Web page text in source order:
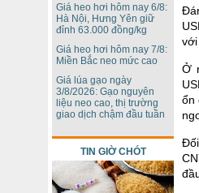
với
Ở
ổn
Giá heo hơi hôm nay 6/8:
Hà Nội, Hưng Yên giữ
đỉnh 63.000 đồng/kg
Giá heo hơi hôm nay 7/8:
Miền Bắc neo mức cao
Giá lúa gạo ngày
3/8/2026: Gạo nguyên
liệu neo cao, thị trường
giao dịch chậm đầu tuần
TIN GIỜ CHÓT